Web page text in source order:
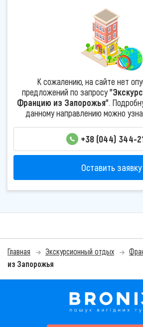
К сожалению, на сайте нет
предложений по запросу
Францию из Запорожья".
данному направлению можно
+38 (044) 344-
Оставить заявку
Главная Экскурсионный отдых
из Запорожья